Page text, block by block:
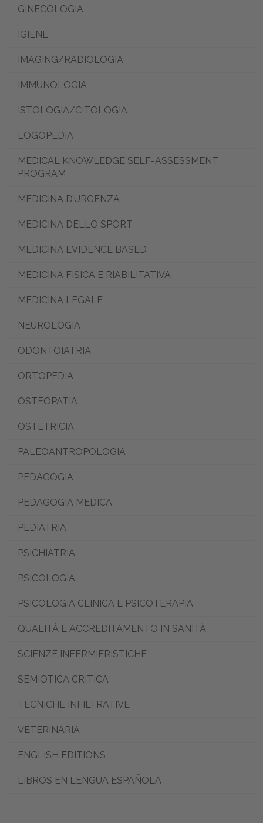
GINECOLOGIA
IGIENE
IMAGING/RADIOLOGIA
IMMUNOLOGIA
ISTOLOGIA/CITOLOGIA
LOGOPEDIA
MEDICAL KNOWLEDGE SELF-ASSESSMENT
PROGRAM
MEDICINA D’URGENZA
MEDICINA DELLO SPORT
MEDICINA EVIDENCE BASED
MEDICINA FISICA E RIABILITATIVA
MEDICINA LEGALE
NEUROLOGIA
ODONTOIATRIA
ORTOPEDIA
OSTEOPATIA
OSTETRICIA
PALEOANTROPOLOGIA
PEDAGOGIA
PEDAGOGIA MEDICA
PEDIATRIA
PSICHIATRIA
PSICOLOGIA
PSICOLOGIA CLINICA E PSICOTERAPIA
QUALITÀ E ACCREDITAMENTO IN SANITÀ
SCIENZE INFERMIERISTICHE
SEMIOTICA CRITICA
TECNICHE INFILTRATIVE
VETERINARIA
ENGLISH EDITIONS
LIBROS EN LENGUA ESPAÑOLA